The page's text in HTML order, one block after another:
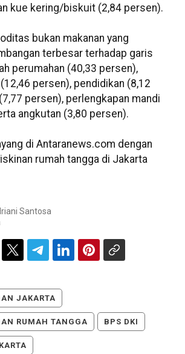
kue kering/biskuit (2,84 persen).
bukan makanan yang
terbesar terhadap garis
perumahan (40,33 persen),
persen), pendidikan (8,12
persen), perlengkapan mandi
angkutan (3,80 persen).
di Antaranews.com dengan
rumah tangga di Jakarta
Santosa
JAKARTA
RUMAH TANGGA BPS DKI